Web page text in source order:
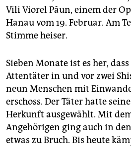
epaper login
Vili Viorel Păun, einem der
Hanau vom 19. Februar. Am
Stimme heiser.
Sieben Monate ist es her,
Attentäter in und vor zwei
neun Menschen mit
erschoss. Der Täter hatte
Herkunft ausgewählt. Mit
Angehörigen ging auch in
etwas zu Bruch. Bis heute